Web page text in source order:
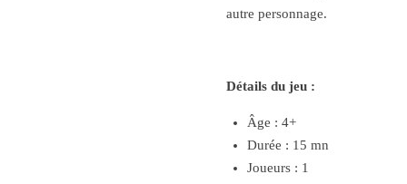
autre personnage.
Détails du jeu :
Âge : 4+
Durée : 15 mn
Joueurs : 1